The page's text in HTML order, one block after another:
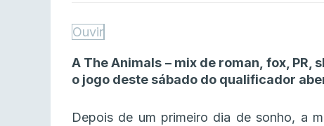
Ouvir
A The Animals – mix de roman, fox, PR,
o jogo deste sábado do qualificador
Depois de um primeiro dia de sonho, a